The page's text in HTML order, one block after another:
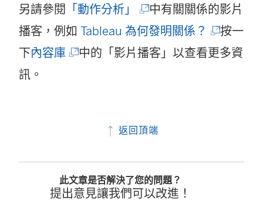
視
新
窗
在
)
另請參閱 「動作分析」
(
連
結
開
啟
中有關關係的影片
播客，例如 Tableau 為何發明關係？ (
連
窗
按一
下內容庫(
視
窗
中的「影片播客」以查看更多資
訊。
返回頂端
此文章是否解決了您的問題？
提出意見讓我們可以改進！